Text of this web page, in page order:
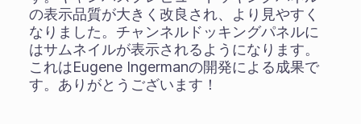
の表示品質が大きく改良され、より見やすく
なりました。チャンネルドッキングパネルに
はサムネイルが表示されるようになります。
これはEugene Ingermanの開発による成果で
す。ありがとうございます！